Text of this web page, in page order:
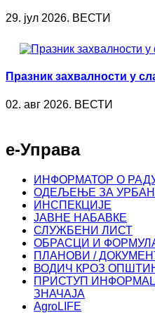
29. јул 2026. ВЕСТИ
Празник захвалности у
02. авг 2026. ВЕСТИ
е-Управа
ИНФОРМАТОР О
ОДЕЉЕЊЕ ЗА
ИНСПЕКЦИЈЕ
ЈАВНЕ НАБАВКЕ
СЛУЖБЕНИ ЛИСТ
ОБРАСЦИ И
ПЛАНОВИ /
ВОДИЧ КРОЗ
ПРИСТУП
ЗНАЧАЈА
AgroLIFE